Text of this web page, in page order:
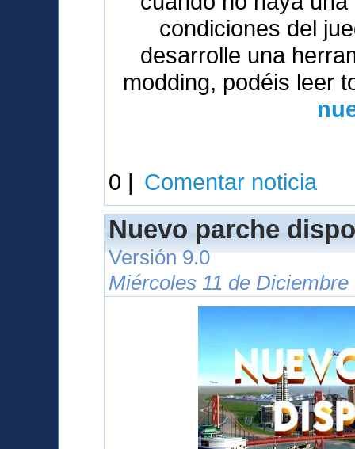
condiciones del
desarrolle una
modding, podéis leer
0 | Comentar noticia
Nuevo parche
Versión 9.0
Miércoles 11 de